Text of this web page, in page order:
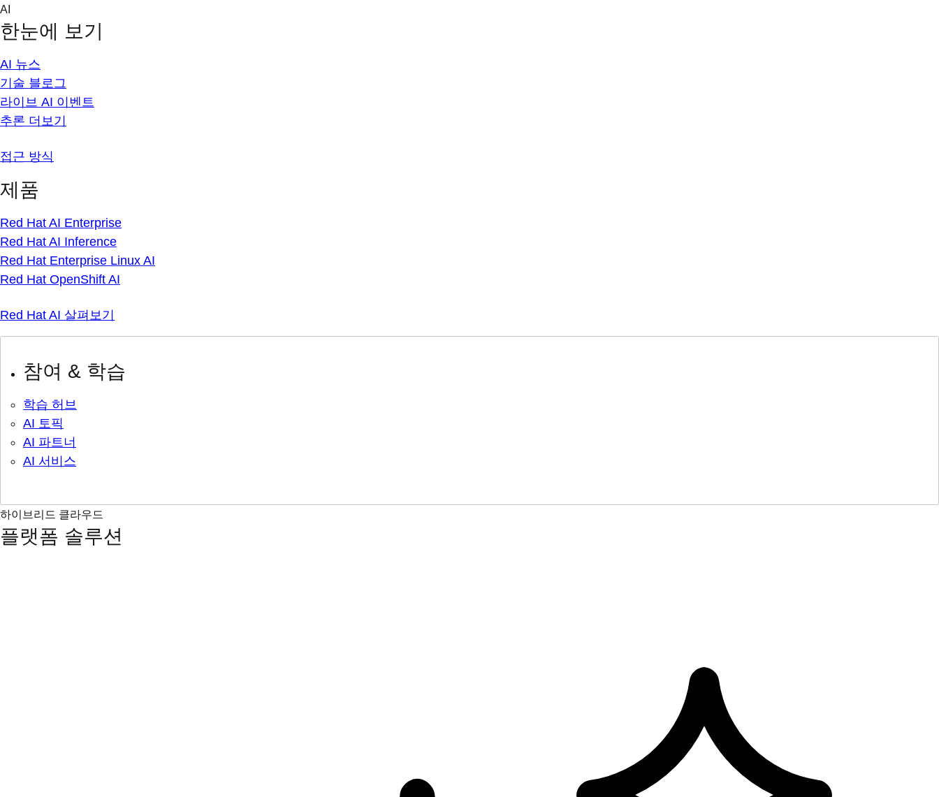
Skip
content
AI
한눈에 보기
AI 뉴스
기술 블로그
라이브 AI 이벤트
추론 더보기
접근 방식
제품
Red Hat AI Enterprise
Red Hat AI Inference
Red Hat Enterprise Linux AI
Red Hat OpenShift AI
Red Hat AI 살펴보기
참여 & 학습
학습 허브
AI 토픽
AI 파트너
AI 서비스
하이브리드 클라우드
플랫폼 솔루션